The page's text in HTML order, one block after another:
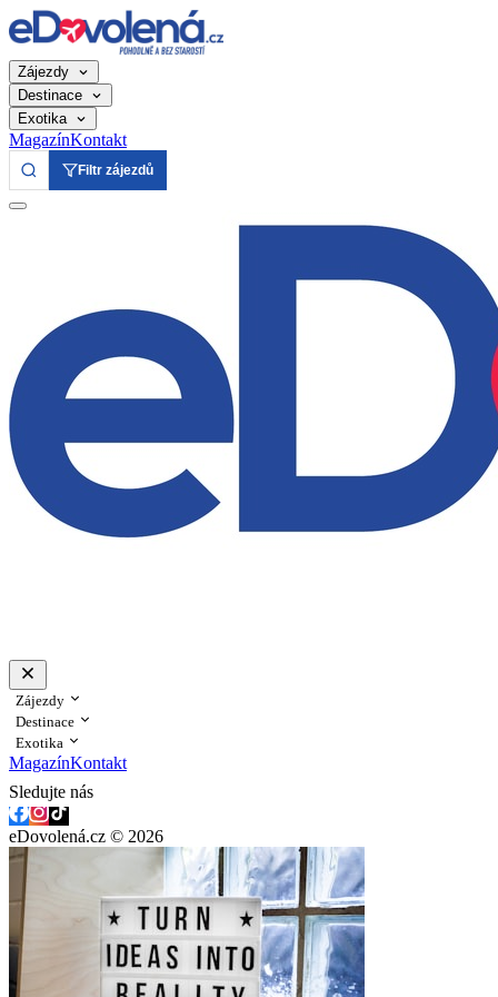
Zájezdy
Destinace
Exotika
MagazínKontakt
Filtr zájezdů
Zájezdy
Destinace
Exotika
MagazínKontakt
Sledujte nás
eDovolená.cz © 2026